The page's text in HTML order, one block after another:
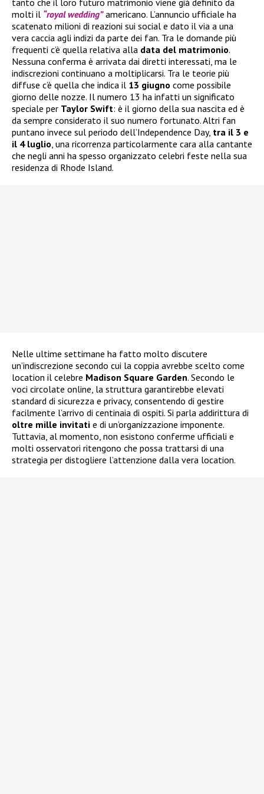
molti il “royal wedding”americano. L’annuncio ufficiale ha
scatenato milioni di reazioni sui social e dato il via a una
vera caccia agli indizi da parte dei fan. Tra le domande più
frequenti c’è quella relativa alla data del matrimonio.
Nessuna conferma è arrivata dai diretti interessati, ma le
indiscrezioni continuano a moltiplicarsi. Tra le teorie più
diffuse c’è quella che indica il 13 giugno come possibile
giorno delle nozze. Il numero 13 ha infatti un significato
speciale per Taylor Swift: è il giorno della sua nascita ed è
da sempre considerato il suo numero fortunato. Altri fan
puntano invece sul periodo dell’Independence Day, tra il 3 e
il 4 luglio , una ricorrenza particolarmente cara alla cantante
che negli anni ha spesso organizzato celebri feste nella sua
residenza di Rhode Island.
Nelle ultime settimane ha fatto molto discutere
un’indiscrezione secondo cui la coppia avrebbe scelto come
location il celebre Madison Square Garden. Secondo le
voci circolate online, la struttura garantirebbe elevati
standard di sicurezza e privacy, consentendo di gestire
facilmente l’arrivo di centinaia di ospiti. Si parla addirittura di
oltre mille invitati e di un’organizzazione imponente.
Tuttavia, al momento, non esistono conferme ufficiali e
molti osservatori ritengono che possa trattarsi di una
strategia per distogliere l’attenzione dalla vera location.